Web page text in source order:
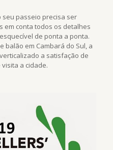
seu passeio precisa ser
em conta todos os detalhes
de ponta a ponta.
balão em Cambará do Sul, a
a satisfação de
a cidade.